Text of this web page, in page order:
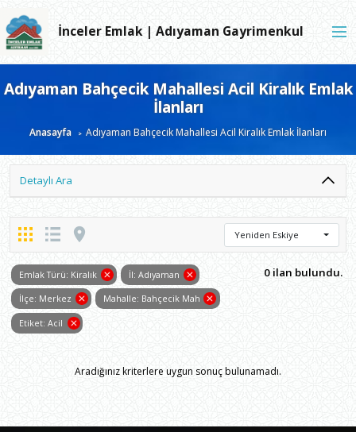
İnceler Emlak | Adıyaman Gayrimenkul
Adıyaman Bahçecik Mahallesi Acil Kiralık Emlak
İlanları
Anasayfa Adıyaman Bahçecik Mahallesi Acil Kiralık Emlak İlanları
Detaylı Ara
Yeniden Eskiye
0 ilan bulundu.
Emlak Türü: Kiralık İl: Adıyaman
İlçe: Merkez Mahalle: Bahçecik Mah
Etiket: Acil
Aradığınız kriterlere uygun sonuç bulunamadı.